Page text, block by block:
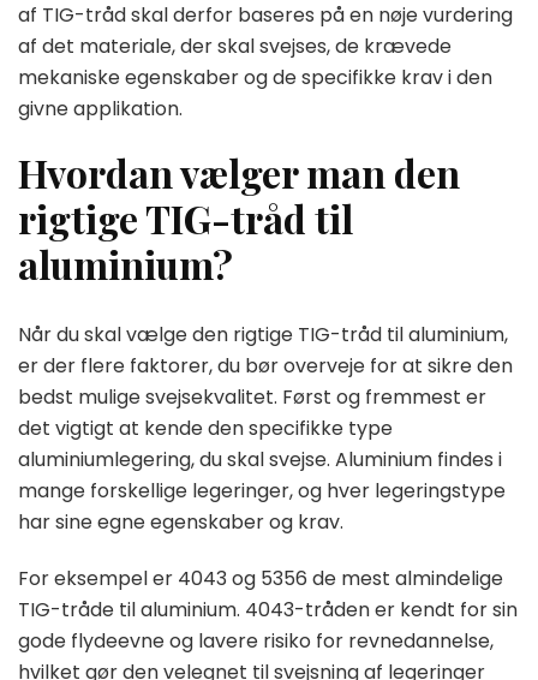
af TIG-tråd skal derfor baseres på en nøje vurdering
af det materiale, der skal svejses, de krævede
mekaniske egenskaber og de specifikke krav i den
givne applikation.
Hvordan vælger man den
rigtige TIG-tråd til
aluminium?
Når du skal vælge den rigtige TIG-tråd til aluminium,
er der flere faktorer, du bør overveje for at sikre den
bedst mulige svejsekvalitet. Først og fremmest er
det vigtigt at kende den specifikke type
aluminiumlegering, du skal svejse. Aluminium findes i
mange forskellige legeringer, og hver legeringstype
har sine egne egenskaber og krav.
For eksempel er 4043 og 5356 de mest almindelige
TIG-tråde til aluminium. 4043-tråden er kendt for sin
gode flydeevne og lavere risiko for revnedannelse,
hvilket gør den velegnet til svejsning af legeringer